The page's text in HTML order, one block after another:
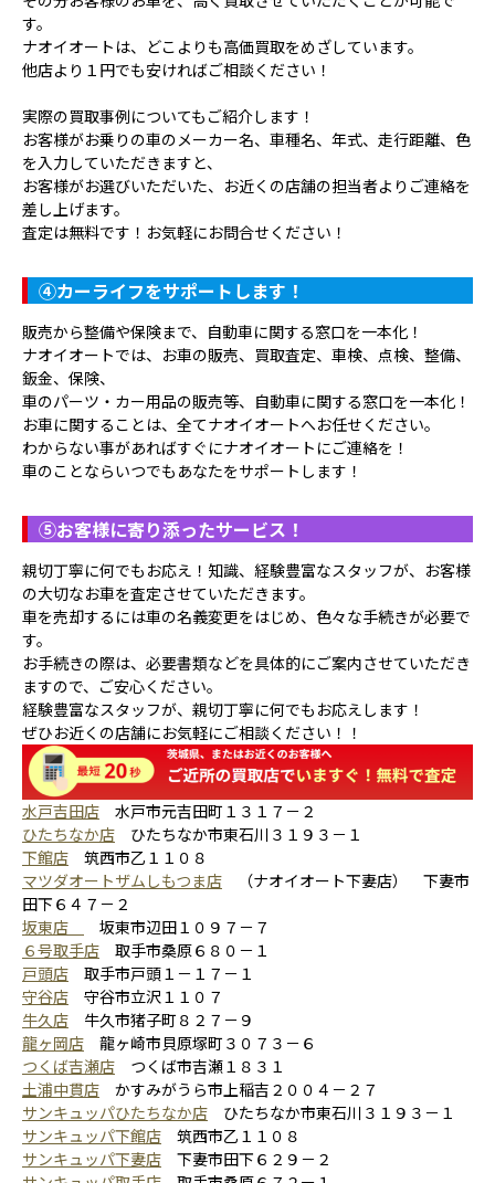
す。
ナオイオートは、どこよりも高価買取をめざしています。
他店より１円でも安ければご相談ください！
実際の買取事例についてもご紹介します！
お客様がお乗りの車のメーカー名、車種名、年式、走行距離、色
を入力していただきますと、
お客様がお選びいただいた、お近くの店舗の担当者よりご連絡を
差し上げます。
査定は無料です！お気軽にお問合せください！
④カーライフをサポートします！
販売から整備や保険まで、自動車に関する窓口を一本化！
ナオイオートでは、お車の販売、買取査定、車検、点検、整備、
鈑金、保険、
車のパーツ・カー用品の販売等、自動車に関する窓口を一本化！
お車に関することは、全てナオイオートへお任せください。
わからない事があればすぐにナオイオートにご連絡を！
車のことならいつでもあなたをサポートします！
⑤お客様に寄り添ったサービス！
親切丁寧に何でもお応え！知識、経験豊富なスタッフが、お客様
の大切なお車を査定させていただきます。
車を売却するには車の名義変更をはじめ、色々な手続きが必要で
す。
お手続きの際は、必要書類などを具体的にご案内させていただき
ますので、ご安心ください。
経験豊富なスタッフが、親切丁寧に何でもお応えします！
ぜひお近くの店舗にお気軽にご相談ください！！
水戸吉田店 水戸市元吉田町１３１７－２
ひたちなか店 ひたちなか市東石川３１９３－１
下館店 筑西市乙１１０８
マツダオートザムしもつま店 （ナオイオート下妻店） 下妻市
田下６４７－２
坂東店
坂東市辺田１０９７－７
６号取手店 取手市桑原６８０－１
戸頭店 取手市戸頭１－１７－１
守谷店 守谷市立沢１１０７
牛久店 牛久市猪子町８２７－９
龍ヶ岡店 龍ヶ崎市貝原塚町３０７３－６
つくば吉瀬店 つくば市吉瀬１８３１
土浦中貫店 かすみがうら市上稲吉２００４－２７
サンキュッパひたちなか店 ひたちなか市東石川３１９３－１
サンキュッパ下館店 筑西市乙１１０８
サンキュッパ下妻店 下妻市田下６２９－２